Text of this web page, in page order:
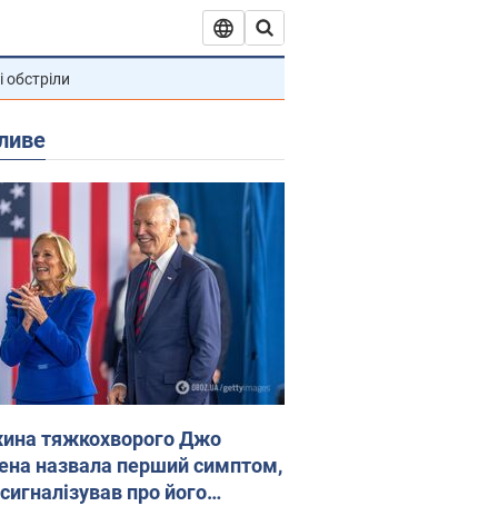
обстріли
тяжкохворого Джо
назвала перший симптом,
про його